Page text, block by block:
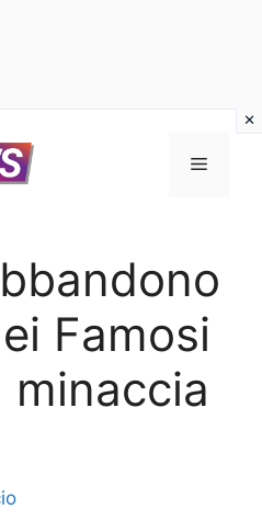
Menu
Famosi
minaccia